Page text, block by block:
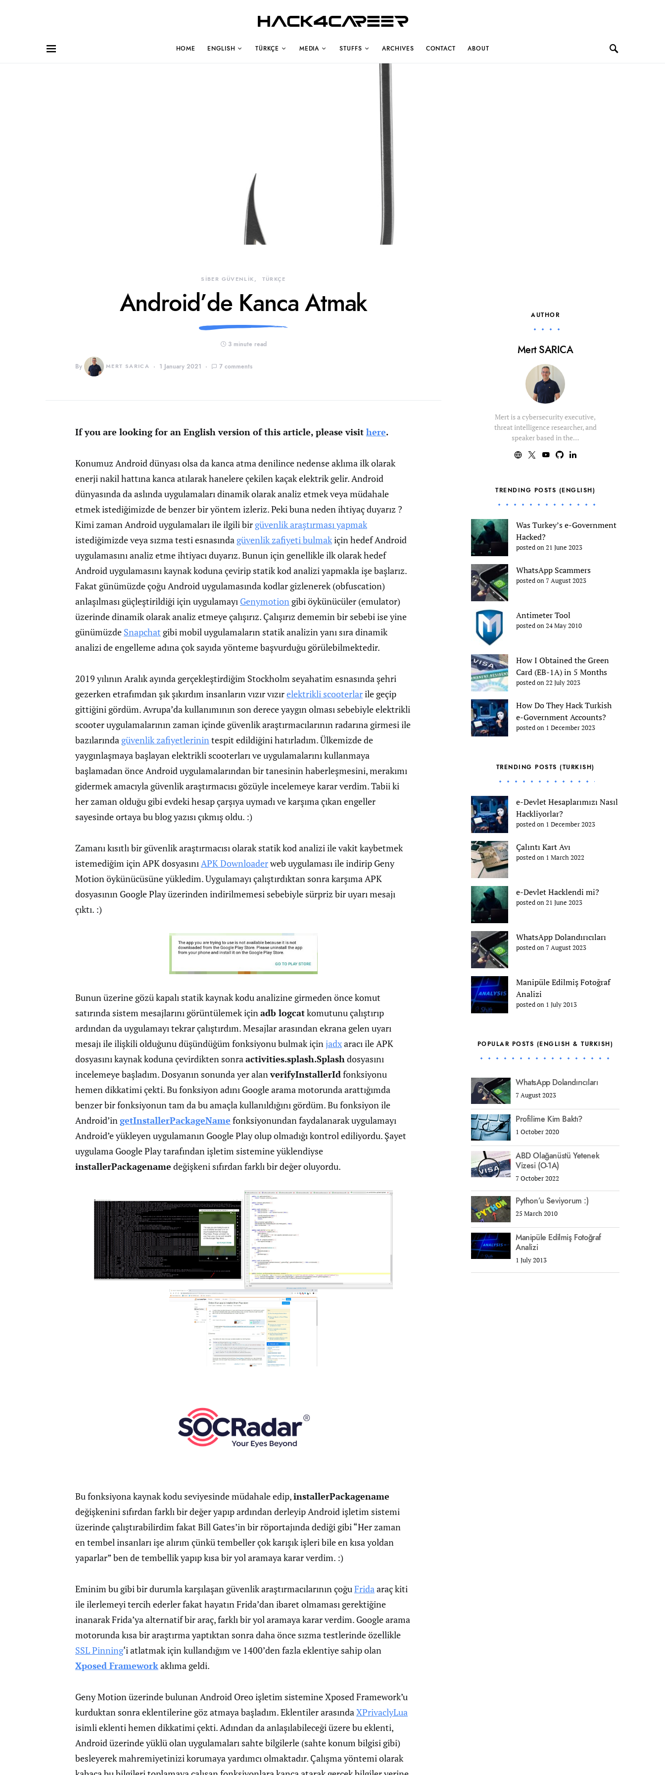
Hack4Career
HOME ENGLISH TÜRKÇE MEDIA STUFFS ARCHIVES CONTACT ABOUT
SİBER GÜVENLİK TÜRKÇE
Android’de Kanca Atmak
3 minute read
By MERT SARICA 1 January 2021 7 comments
If you are looking for an English version of this article, please visit here.
Konumuz Android dünyası olsa da kanca atma denilince nedense aklıma ilk olarak
enerji nakil hattına kanca atılarak hanelere çekilen kaçak elektrik gelir. Android
dünyasında da aslında uygulamaları dinamik olarak analiz etmek veya müdahale
etmek istediğimizde de benzer bir yöntem izleriz. Peki buna neden ihtiyaç duyarız ?
Kimi zaman Android uygulamaları ile ilgili bir güvenlik araştırması yapmak
istediğimizde veya sızma testi esnasında güvenlik zafiyeti bulmakiçin hedef Android
uygulamasını analiz etme ihtiyacı duyarız. Bunun için genellikle ilk olarak hedef
Android uygulamasını kaynak koduna çevirip statik kod analizi yapmakla işe başlarız.
Fakat günümüzde çoğu Android uygulamasında kodlar gizlenerek (obfuscation)
anlaşılması güçleştirildiği için uygulamayı Genymotion gibi öykünücüler (emulator)
üzerinde dinamik olarak analiz etmeye çalışırız. Çalışırız dememin bir sebebi ise yine
günümüzde Snapchat gibi mobil uygulamaların statik analizin yanı sıra dinamik
analizi de engelleme adına çok sayıda yönteme başvurduğu görülebilmektedir.
2019 yılının Aralık ayında gerçekleştirdiğim Stockholm seyahatim esnasında şehri
gezerken etrafımdan şık şıkırdım insanların vızır vızırelektrikli scooterlarile geçip
gittiğini gördüm. Avrupa’da kullanımının son derece yaygın olması sebebiyle elektrikli
scooter uygulamalarının zaman içinde güvenlik araştırmacılarının radarına girmesi ile
bazılarında güvenlik zafiyetlerinintespit edildiğini hatırladım. Ülkemizde de
yaygınlaşmaya başlayan elektrikli scooterları ve uygulamalarını kullanmaya
başlamadan önce Android uygulamalarından bir tanesinin haberleşmesini, merakımı
gidermek amacıyla güvenlik araştırmacısı gözüyle incelemeye karar verdim. Tabii ki
her zaman olduğu gibi evdeki hesap çarşıya uymadı ve karşıma çıkan engeller
sayesinde ortaya bu blog yazısı çıkmış oldu. :)
Zamanı kısıtlı bir güvenlik araştırmacısı olarak statik kod analizi ile vakit kaybetmek
istemediğim için APK dosyasınıAPK Downloaderweb uygulaması ile indirip Geny
Motion öykünücüsüne yükledim. Uygulamayı çalıştırdıktan sonra karşıma APK
dosyasının Google Play üzerinden indirilmemesi sebebiyle sürpriz bir uyarı mesajı
çıktı. :)
Bunun üzerine gözü kapalı statik kaynak kodu analizine girmeden önce komut
satırında sistem mesajlarını görüntülemek içinadb logcatkomutunu çalıştırıp
ardından da uygulamayı tekrar çalıştırdım. Mesajlar arasından ekrana gelen uyarı
mesajı ile ilişkili olduğunu düşündüğüm fonksiyonu bulmak içinjadxaracı ile APK
dosyasını kaynak koduna çevirdikten sonraactivities.splash.Splashdosyasını
incelemeye başladım. Dosyanın sonunda yer alanverifyInstallerIdfonksiyonu
hemen dikkatimi çekti. Bu fonksiyon adını Google arama motorunda arattığımda
benzer bir fonksiyonun tam da bu amaçla kullanıldığını gördüm. Bu fonksiyon ile
Android’ingetInstallerPackageName fonksiyonundan faydalanarak uygulamayı
Android’e yükleyen uygulamanın Google Play olup olmadığı kontrol ediliyordu. Şayet
uygulama Google Play tarafından işletim sistemine yüklendiyse
installerPackagename değişkeni sıfırdan farklı bir değer oluyordu.
Bu fonksiyona kaynak kodu seviyesinde müdahale edip,installerPackagename
değişkenini sıfırdan farklı bir değer yapıp ardından derleyip Android işletim sistemi
üzerinde çalıştırabilirdim fakat Bill Gates’in bir röportajında dediği gibi “Her zaman
en tembel insanları işe alırım çünkü tembeller çok karışık işleri bile en kısa yoldan
yaparlar” ben de tembellik yapıp kısa bir yol aramaya karar verdim. :)
Eminim bu gibi bir durumla karşılaşan güvenlik araştırmacılarının çoğuFridaaraç kiti
ile ilerlemeyi tercih ederler fakat hayatın Frida’dan ibaret olmaması gerektiğine
inanarak Frida’ya alternatif bir araç, farklı bir yol aramaya karar verdim. Google arama
motorunda kısa bir araştırma yaptıktan sonra daha önce sızma testlerinde özellikle
SSL Pinning‘i atlatmak için kullandığım ve 1400’den fazla eklentiye sahip olan
Xposed Frameworkaklıma geldi.
Geny Motion üzerinde bulunan Android Oreo işletim sistemine Xposed Framework’u
kurduktan sonra eklentilerine göz atmaya başladım. Eklentiler arasındaXPrivaclyLua
isimli eklenti hemen dikkatimi çekti. Adından da anlaşılabileceği üzere bu eklenti,
Android üzerinde yüklü olan uygulamaları sahte bilgilerle (sahte konum bilgisi gibi)
besleyerek mahremiyetinizi korumaya yardımcı olmaktadır. Çalışma yöntemi olarak
AUTHOR
Mert SARICA
Mert is a cybersecurity executive,
threat intelligence researcher, and
speaker based in the…
TRENDING POSTS (ENGLISH)
Was Turkey’s e-Government
Hacked?
posted on 21 June 2023
WhatsApp Scammers
posted on 7 August 2023
Antimeter Tool
posted on 24 May 2010
How I Obtained the Green
Card (EB-1A) in 5 Months
posted on 22 July 2023
How Do They Hack Turkish
e-Government Accounts?
posted on 1 December 2023
TRENDING POSTS (TURKISH)
e-Devlet Hesaplarımızı Nasıl
Hackliyorlar?
posted on 1 December 2023
Çalıntı Kart Avı
posted on 1 March 2022
e-Devlet Hacklendi mi?
posted on 21 June 2023
WhatsApp Dolandırıcıları
posted on 7 August 2023
Manipüle Edilmiş Fotoğraf
Analizi
posted on 1 July 2013
POPULAR POSTS (ENGLISH & TURKISH)
WhatsApp Dolandırıcıları
7 August 2023
Profilime Kim Baktı?
1 October 2020
ABD Olağanüstü Yetenek
Vizesi (O-1A)
7 October 2022
Python’u Seviyorum :)
25 March 2010
Manipüle Edilmiş Fotoğraf
Analizi
1 July 2013